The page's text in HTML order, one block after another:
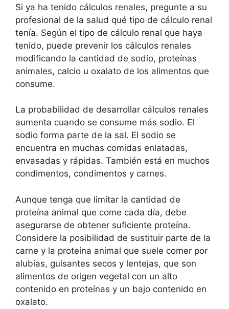
Si ya ha tenido cálculos renales, pregunte a su
profesional de la salud qué tipo de cálculo renal
tenía. Según el tipo de cálculo renal que haya
tenido, puede prevenir los cálculos renales
modificando la cantidad de sodio, proteínas
animales, calcio u oxalato de los alimentos que
consume.
La probabilidad de desarrollar cálculos renales
aumenta cuando se consume más sodio. El
sodio forma parte de la sal. El sodio se
encuentra en muchas comidas enlatadas,
envasadas y rápidas. También está en muchos
condimentos, condimentos y carnes.
Aunque tenga que limitar la cantidad de
proteína animal que come cada día, debe
asegurarse de obtener suficiente proteína.
Considere la posibilidad de sustituir parte de la
carne y la proteína animal que suele comer por
alubias, guisantes secos y lentejas, que son
alimentos de origen vegetal con un alto
contenido en proteínas y un bajo contenido en
oxalato.